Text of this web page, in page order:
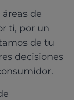
de
ti, por un
de tu
decisiones